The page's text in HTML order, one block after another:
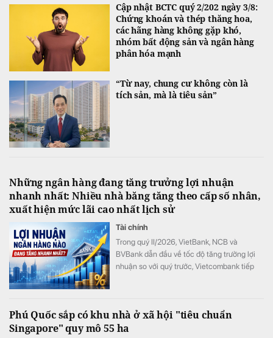
Cập nhật BCTC quý 2/202 ngày 3/8:
Chứng khoán và thép thăng hoa,
các hãng hàng không gặp khó,
nhóm bất động sản và ngân hàng
phân hóa mạnh
“Từ nay, chung cư không còn là
tích sản, mà là tiêu sản”
Những ngân hàng đang tăng trưởng lợi nhuận
nhanh nhất: Nhiều nhà băng tăng theo cấp số nhân,
xuất hiện mức lãi cao nhất lịch sử
Tài chính
Trong quý II/2026, VietBank, NCB và
BVBank dẫn đầu về tốc độ tăng trưởng lợi
nhuận so với quý trước, Vietcombank tiếp
Phú Quốc sắp có khu nhà ở xã hội "tiêu chuẩn
Singapore" quy mô 55 ha